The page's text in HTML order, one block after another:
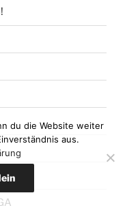
du die Website weiter
aus.